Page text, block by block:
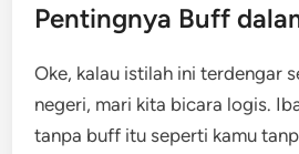
Pentingnya Buff
Oke, kalau istilah ini terdengar
negeri, mari kita bicara logis.
tanpa buff itu seperti kamu